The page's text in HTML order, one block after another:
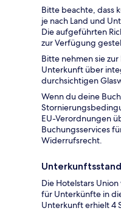
Bitte beachte, dass
je nach Land und
Die aufgeführten
zur Verfügung
Bitte nehmen sie
Unterkunft über
durchsichtigen
Wenn du deine
EU-Verordnungen
Buchungsservices
Widerrufsrecht.
Die Hotelstars
für Unterkünfte in
Unterkunft erhielt 4